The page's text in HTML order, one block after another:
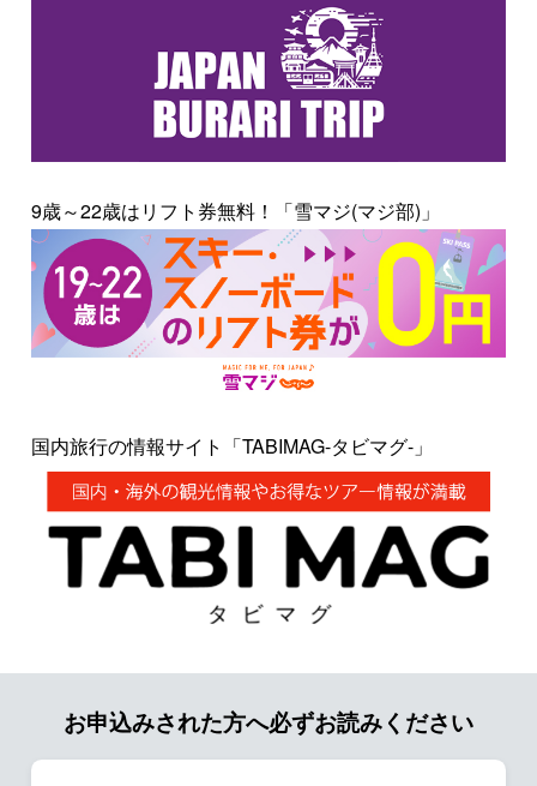
9歳～22歳はリフト券無料！「雪マジ(マジ部)」
国内旅行の情報サイト「TABIMAG-タビマグ-」
お申込みされた方へ必ずお読みください